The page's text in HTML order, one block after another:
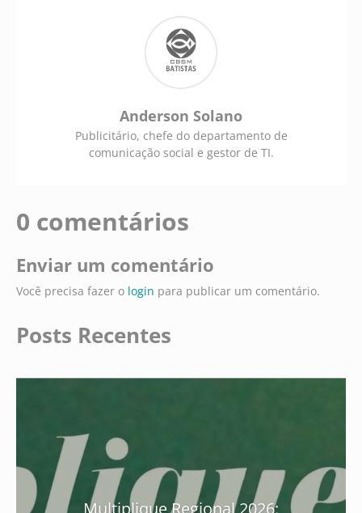
Publicitário, chefe do departamento de
comunicação social e gestor de TI.
Anderson Solano
0 comentários
Enviar um comentário
Você precisa fazer o login para publicar um comentário.
Posts Recentes